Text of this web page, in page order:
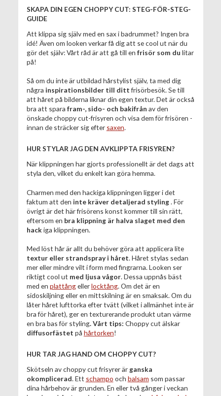
SKAPA DIN EGEN CHOPPY CUT: STEG-FÖR-STEG-
GUIDE
Att klippa sig själv med en sax i badrummet? Ingen bra
idé! Även om looken verkar få dig att se cool ut när du
gör det själv: Vårt råd är att gå till en frisör som du litar
på!
Så om du inte är utbildad hårstylist själv, ta med dig
några inspirationsbilder till dittfrisörbesök. Se till
att håret på bilderna liknar din egen textur. Det är också
bra att spara fram-, sido- och bakifrån av den
önskade choppy cut-frisyren och visa dem för frisören -
innan de sträcker sig efter saxen.
HUR STYLAR JAG DEN AVKLIPPTA FRISYREN?
När klippningen har gjorts professionellt är det dags att
styla den, vilket du enkelt kan göra hemma.
Charmen med den hackiga klippningen ligger i det
faktum att den inte kräver detaljerad styling. För
övrigt är det här frisörens konst kommer till sin rätt,
eftersom en bra klippning är halva slaget med den
hackiga klippningen.
Med löst hår är allt du behöver göra att applicera lite
textur eller strandspray i håret. Håret stylas sedan
mer eller mindre vilt i form med fingrarna. Looken ser
riktigt cool ut med ljusa vågor. Dessa uppnås bäst
med en plattångellerlocktång. Om det är en
sidoskiljning eller en mittskilning är en smaksak. Om du
låter håret lufttorka efter tvätt (vilket i allmänhet inte är
bra för håret), ger en texturerande produkt utan värme
en bra bas för styling.Vårt tips: Choppy cut älskar
diffusorfästet på hårtorken!
HUR TAR JAG HAND OM CHOPPY CUT?
Skötseln av choppy cut frisyrer är ganska
okomplicerad. Ett schampo och balsam som passar
dina hårbehov är grunden. En eller två gånger i veckan